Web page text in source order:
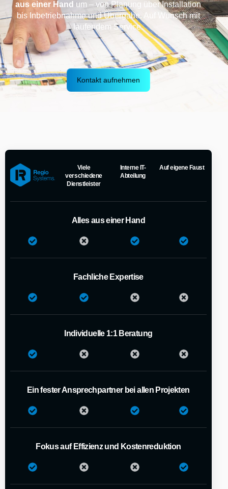
aus einer Hand um – von Planung über Installation
bis Inbetriebnahme und Übergabe. Auf Wunsch mit
laufendem Service.
Kontakt aufnehmen
Viele
verschiedene
Dienstleister
Interne IT-
Abteilung
Auf eigene Faust
Alles aus einer Hand
Fachliche Expertise
Individuelle 1:1 Beratung
Ein fester Ansprechpartner bei allen Projekten
Fokus auf Effizienz und Kostenreduktion